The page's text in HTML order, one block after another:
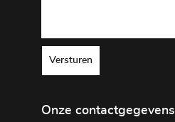
Versturen
Onze contactgegevens